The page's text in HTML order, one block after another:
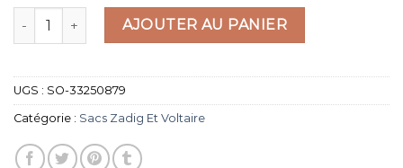
quantité de sacs zadig et voltaire
AJOUTER AU PANIER
UGS : SO-33250879
Catégorie : Sacs Zadig Et Voltaire